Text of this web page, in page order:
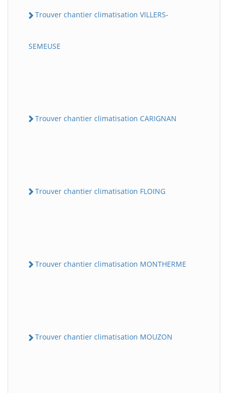
Trouver chantier climatisation VILLERS-
SEMEUSE
Trouver chantier climatisation CARIGNAN
Trouver chantier climatisation FLOING
Trouver chantier climatisation MONTHERME
Trouver chantier climatisation MOUZON